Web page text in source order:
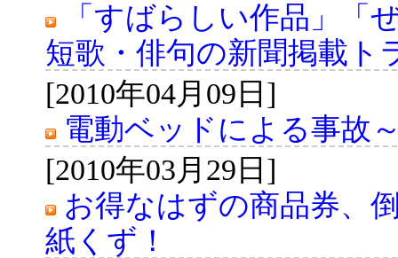
「すばらしい作品」「
短歌・俳句の新聞掲載ト
[2010年04月09日]
電動ベッドによる事故
[2010年03月29日]
お得なはずの商品券、
紙くず！